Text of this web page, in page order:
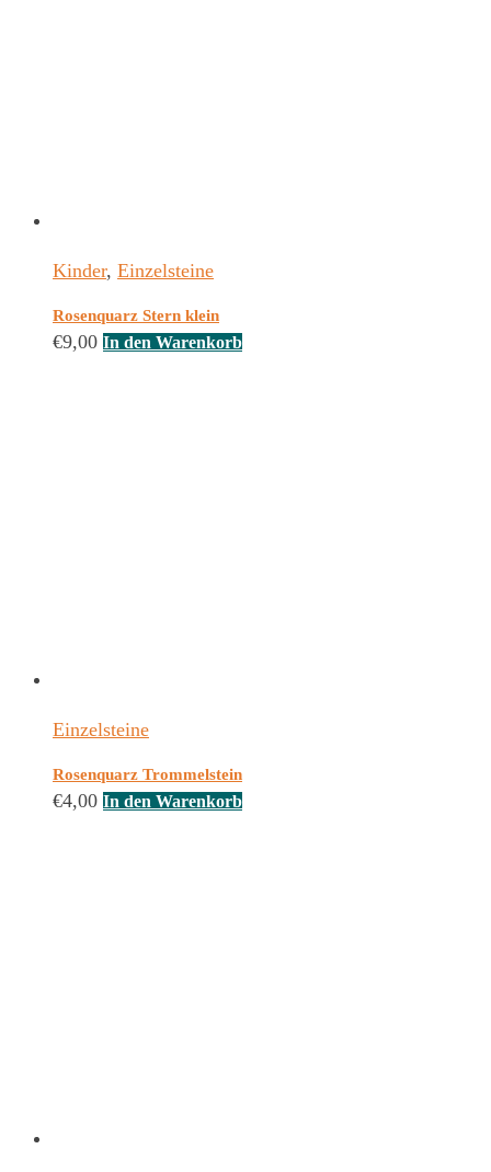
Kinder, Einzelsteine
Rosenquarz Stern klein
€9,00 In den Warenkorb
Einzelsteine
Rosenquarz Trommelstein
€4,00 In den Warenkorb